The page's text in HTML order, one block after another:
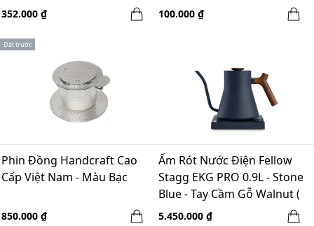
352.000 ₫ 100.000 ₫
Đặt trước
Phin Đồng Handcraft Cao
Cấp Việt Nam - Màu Bạc
850.000 ₫
Ấm Rót Nước Điện Fellow
Stagg EKG PRO 0.9L - Stone
Blue - Tay Cầm Gỗ Walnut (
EU, 220V, F Plug)
5.450.000 ₫